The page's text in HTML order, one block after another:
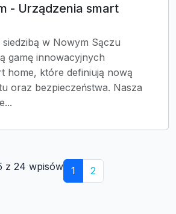
- Urządzenia smart
w Nowym Sączu
gamę innowacyjnych
home, które definiują nową
oraz bezpieczeństwa. Nasza
z 24 wpisów 1 2